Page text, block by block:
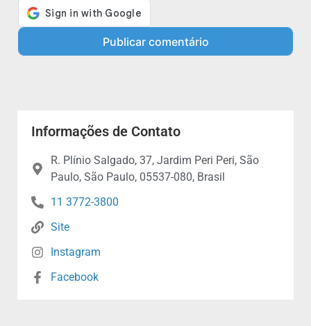
Informações de Contato
R. Plínio Salgado, 37, Jardim Peri Peri, São
Paulo, São Paulo, 05537-080, Brasil
11 3772-3800
Site
Instagram
Facebook